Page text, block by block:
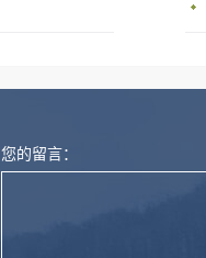
您的留言：